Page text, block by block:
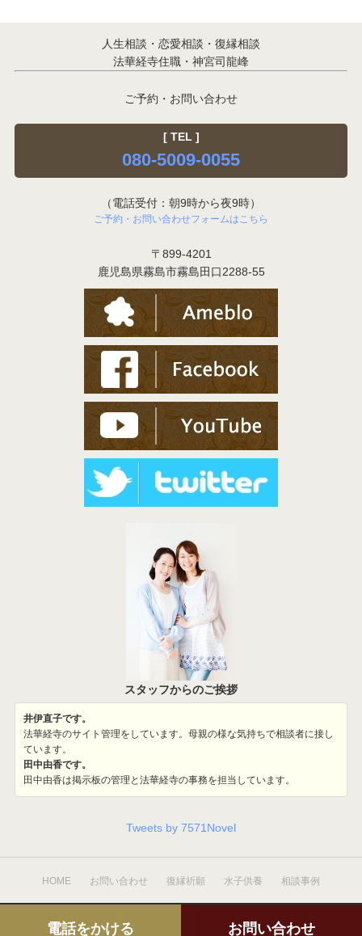
人生相談・恋愛相談・復縁相談
法華経寺住職・神宮司龍峰
ご予約・お問い合わせ
[ TEL ]
080-5009-0055
（電話受付：朝9時から夜9時）
ご予約・お問い合わせフォームはこちら
〒899-4201
鹿児島県霧島市霧島田口2288-55
スタッフからのご挨拶
井伊直子です。
法華経寺のサイト管理をしています。母親の様な気持ちで相談者に接し
ています。
田中由香です。
田中由香は掲示板の管理と法華経寺の事務を担当しています。
Tweets by 7571Novel
電話をかける お問い合わせ
HOME お問い合わせ 復縁祈願 水子供養 相談事例
Copyright ©復縁祈願の法華経寺住職神宮司龍峰All rights reserved.